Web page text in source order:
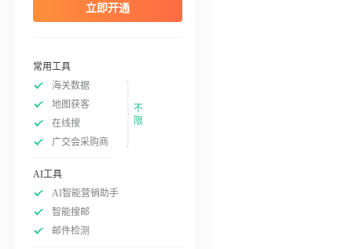
立即开通
常用工具
海关数据
地图获客
在线搜
广交会采购商
不
限
AI工具
AI智能营销助手
智能搜邮
邮件检测